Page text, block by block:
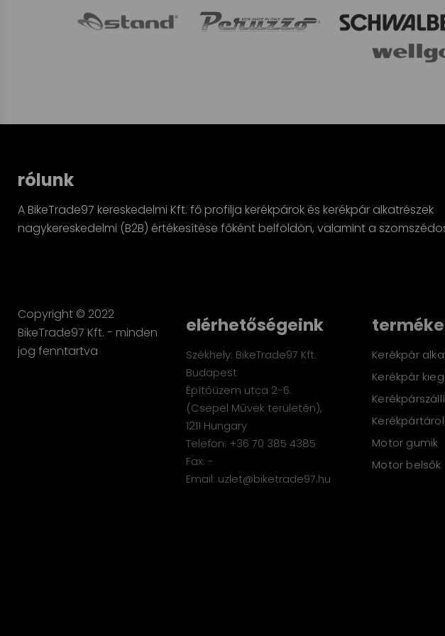
rólunk
A BikeTrade97 kereskedelmi Kft. fő profilja kerékpárok és kerékpár alkatrészek
nagykereskedelmi (B2B) értékesítése főként belföldön, valamint a
Copyright © 2022
BikeTrade97 Kft. - minden
jog fenntartva
elérhetőségeink
Székhely: BikeTrade97 Kft.
Budapest
Építőüzem utca 2-6.
(Csepel Művek területén),
1211 Hungary
Telefon: +36 70 385 4385
Fax: -
Email: uzlet@biketrade97.hu
Kerékpár
Kerékpár
Motor gumik
Motor belsők